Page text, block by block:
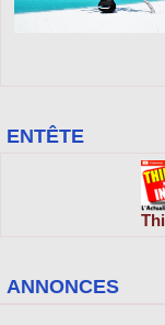
ENTÊTE
ANNONCES